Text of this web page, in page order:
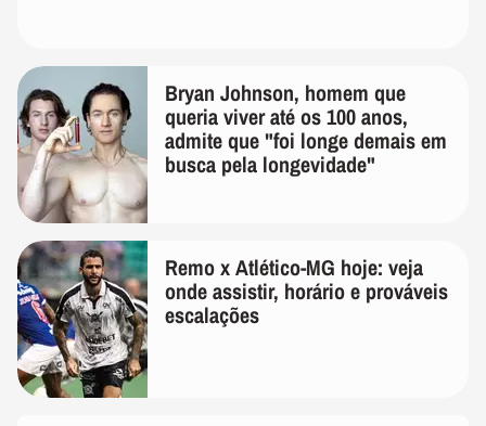
Bryan Johnson, homem que
queria viver até os 100 anos,
admite que "foi longe demais em
busca pela longevidade"
Remo x Atlético-MG hoje: veja
onde assistir, horário e prováveis
escalações